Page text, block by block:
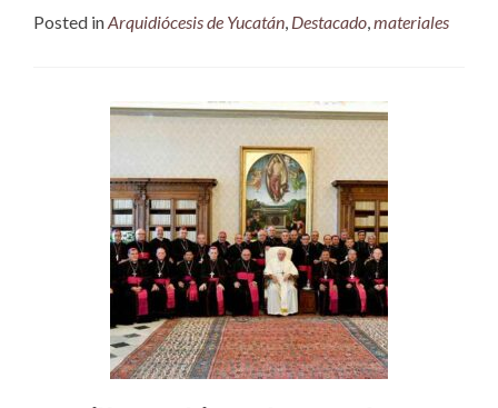
Posted inArquidiócesis de Yucatán, Destacado,materiales